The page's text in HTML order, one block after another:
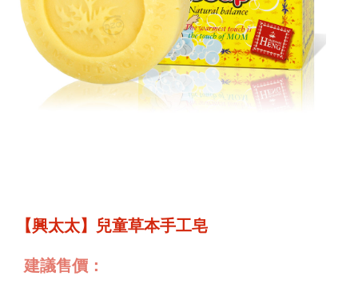
【興太太】兒童草本手工皂
建議售價：